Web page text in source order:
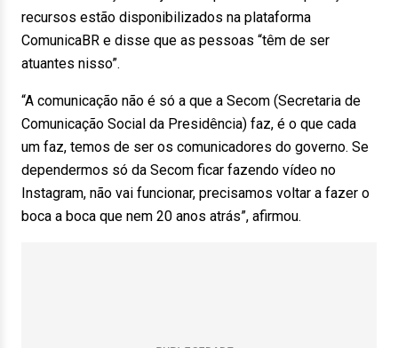
recursos estão disponibilizados na plataforma
ComunicaBR e disse que as pessoas “têm de ser
atuantes nisso”.
“A comunicação não é só a que a Secom (Secretaria de
Comunicação Social da Presidência) faz, é o que cada
um faz, temos de ser os comunicadores do governo. Se
dependermos só da Secom ficar fazendo vídeo no
Instagram, não vai funcionar, precisamos voltar a fazer o
boca a boca que nem 20 anos atrás”, afirmou.